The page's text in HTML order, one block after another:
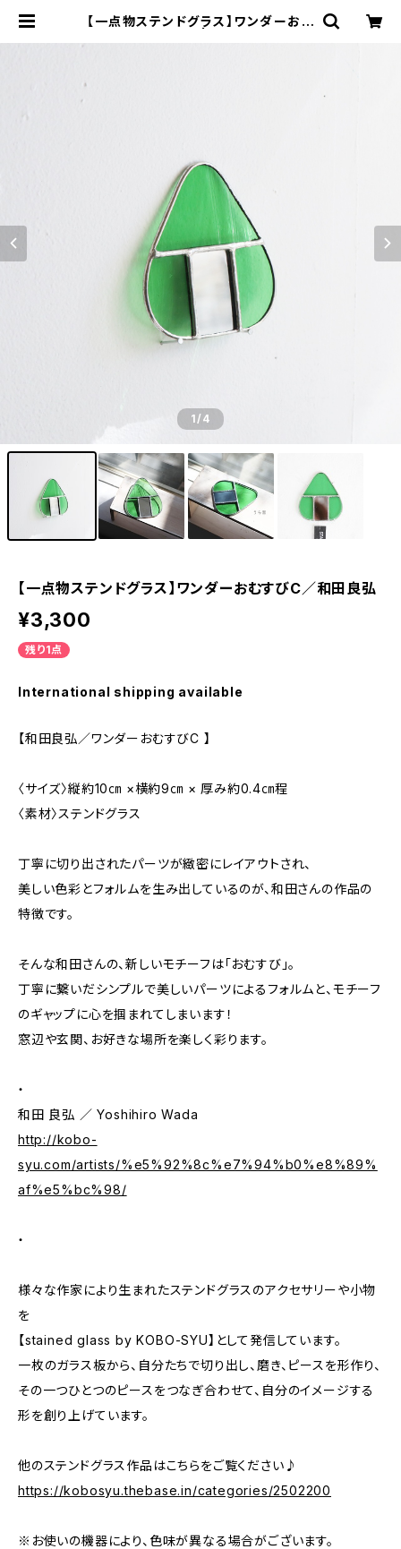
【一点物ステンドグラス】ワンダーおむ
1/4
【一点物ステンドグラス】ワンダーおむすびC／和田良弘
¥3,300
残り1点
International shipping available
【和田良弘／ワンダーおむすびC 】
〈サイズ〉縦約10㎝ ×横約9㎝ × 厚み約0.4㎝程
〈素材〉ステンドグラス
丁寧に切り出されたパーツが緻密にレイアウトされ、
美しい色彩とフォルムを生み出しているのが、和田さんの作品の
特徴です。
そんな和田さんの、新しいモチーフは「おむすび」。
丁寧に繋いだシンプルで美しいパーツによるフォルムと、モチーフ
のギャップに心を掴まれてしまいます！
窓辺や玄関、お好きな場所を楽しく彩ります。
・
和田 良弘 ／ Yoshihiro Wada
http://kobo-
syu.com/artists/%e5%92%8c%e7%94%b0%e8%89%
af%e5%bc%98/
・
様々な作家により生まれたステンドグラスのアクセサリーや小物
を
【stained glass by KOBO-SYU】として発信しています。
一枚のガラス板から、自分たちで切り出し、磨き、ピースを形作り、
その一つひとつのピースをつなぎ合わせて、自分のイメージする
形を創り上げています。
他のステンドグラス作品はこちらをご覧ください♪
https://kobosyu.thebase.in/categories/2502200
※お使いの機器により、色味が異なる場合がございます。